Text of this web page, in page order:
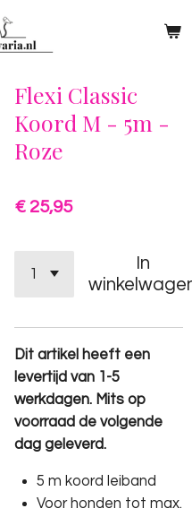
Flexi Classic
Koord M - 5m -
Roze
€ 25,95
In
Dit artikel heeft een
levertijd van 1-5
werkdagen. Mits op
voorraad de volgende
dag geleverd.
5 m koord leiband
Voor honden tot max.